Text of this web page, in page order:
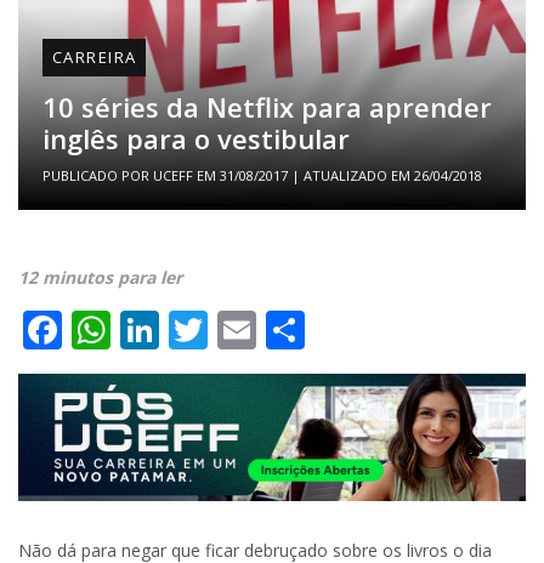
CARREIRA
10 séries da Netflix para aprender
inglês para o vestibular
PUBLICADO POR UCEFF EM 31/08/2017 | ATUALIZADO EM 26/04/2018
12 minutos para ler
Facebook
WhatsApp
LinkedIn
Twitter
Email
Não dá para negar que ficar debruçado sobre os livros o dia